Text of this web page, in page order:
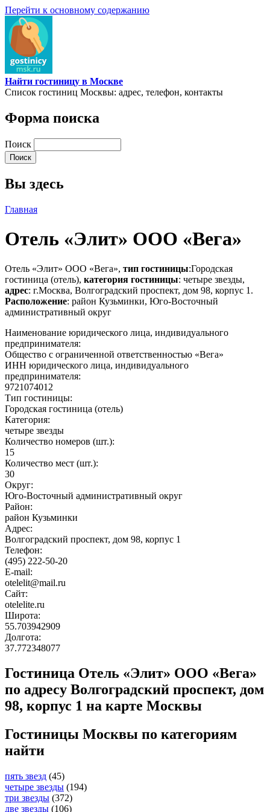
Перейти к основному содержанию
Найти гостиницу в Москве
Список гостиниц Москвы: адрес, телефон, контакты
Форма поиска
Поиск
Вы здесь
Главная
Отель «Элит» ООО «Вега»
Отель «Элит» ООО «Вега», тип гостиницы:Городская
гостиница (отель), категория гостиницы: четыре звезды,
адрес: г.Москва, Волгоградский проспект, дом 98, корпус 1.
Расположение: район Кузьминки, Юго-Восточный
административный округ
Наименование юридического лица, индивидуального
предпринимателя:
Общество с ограниченной ответственностью «Вега»
ИНН юридического лица, индивидуального
предпринимателя:
9721074012
Тип гостиницы:
Городская гостиница (отель)
Категория:
четыре звезды
Количество номеров (шт.):
15
Количество мест (шт.):
30
Округ:
Юго-Восточный административный округ
Район:
район Кузьминки
Адрес:
Волгоградский проспект, дом 98, корпус 1
Телефон:
(495) 222-50-20
E-mail:
otelelit@mail.ru
Сайт:
otelelite.ru
Широта:
55.703942909
Долгота:
37.772348077
Гостиница Отель «Элит» ООО «Вега»
по адресу Волгоградский проспект, дом
98, корпус 1 на карте Москвы
Гостиницы Москвы по категориям
найти
пять звезд (45)
четыре звезды (194)
три звезды (372)
две звезды (106)